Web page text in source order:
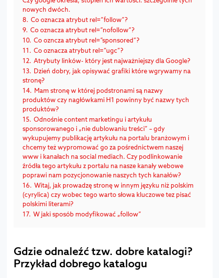
nowych dwóch.
8. Co oznacza atrybut rel=”follow”?
9. Co oznacza atrybut rel=”nofollow”?
10. Co ozncza atrybut rel=”sponsored”?
11. Co oznacza atrybut rel=”ugc”?
12. Atrybuty linków- który jest najważniejszy dla Google?
13. Dzień dobry, jak opisywać grafiki które wgrywamy na
stronę?
14. Mam stronę w której podstronami są nazwy
produktów czy nagłówkami H1 powinny być nazwy tych
produktów?
15. Odnośnie content marketingu i artykułu
sponsorowanego i „nie dublowaniu treści” – gdy
wykupujemy publikację artykułu na portalu branżowym i
chcemy też wypromować go za pośrednictwem naszej
www i kanałach na social mediach. Czy podlinkowanie
źródła tego artykułu z portalu na nasze kanały webowe
poprawi nam pozycjonowanie naszych tych kanałów?
16. Witaj, jak prowadzę stronę w innym języku niż polskim
(cyrylica) czy wobec tego warto słowa kluczowe tez pisać
polskimi literami?
17. W jaki sposób modyfikować „follow”
Gdzie odnaleźć tzw. dobre katalogi?
Przykład dobrego katalogu